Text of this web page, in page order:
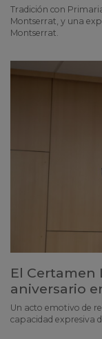
Tradición con
Montserrat, y una
Montserrat.
El Certamen
aniversario
Un acto emotivo de
capacidad expresiva